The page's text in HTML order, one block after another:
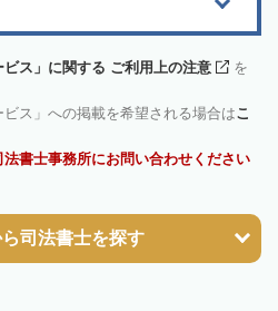
ビス」に関する ご利用上の注意
を
ビス」への掲載を希望される場合はこ
書士事務所にお問い合わせください
司法書士を探す